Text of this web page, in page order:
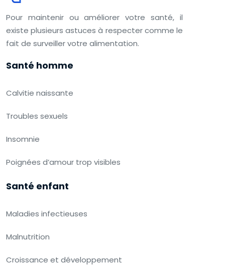
Pour maintenir ou améliorer votre santé, il
existe plusieurs astuces à respecter comme le
fait de surveiller votre alimentation.
Santé homme
Calvitie naissante
Troubles sexuels
Insomnie
Poignées d’amour trop visibles
Santé enfant
Maladies infectieuses
Malnutrition
Croissance et développement